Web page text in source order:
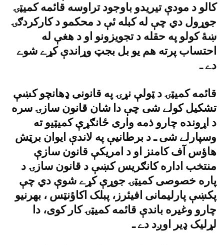
کالو د مودې تيريدو باوجود تراوسه قائمه کميټۍ
جوړول دي چې له کبله ئې د محکمو د کارکردګۍ
ښۀ کولو په حقله د تجويزونو او د هغې له
احتساب پرته هم يو بل بجټ وړاندې کړے شوے
دے ـ
قائمه کميټۍ د ټولې نړۍ په قانونى ډهانچو کښې
تشکيل کولے شى چې دا شان قانون سازۍ سره
د اړونده چارو ذمه وارى ځانګړې کميټيو ته
وسپارلے شى ـ د برطانيې په لاندې ايوان برټش
هاؤس آف کامنز او د امريکې قانون سازې
منتخب اداره کانګريس کښې د قانون سازۍ د
پاره خصوصى کميټۍ جوړې کړے شوې دي چې
پکښې پارليمانى افيئرز، پبلک اکاؤنټس ، بهرنيو
چارو وغيره باندې قائمه کميټۍ کار کوى، دا
لړليک ډير اوږد دے ـ